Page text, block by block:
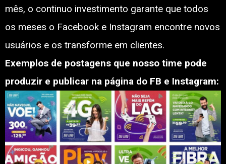
mês, o continuo investimento garante que todos
os meses o Facebook e Instagram encontre novos
usuários e os transforme em clientes.
Exemplos de postagens que nosso time pode
produzir e publicar na página do FB e Instagram: